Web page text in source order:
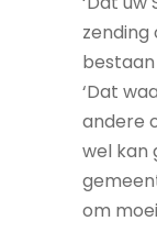
‘Dat
andere
wel kan
om